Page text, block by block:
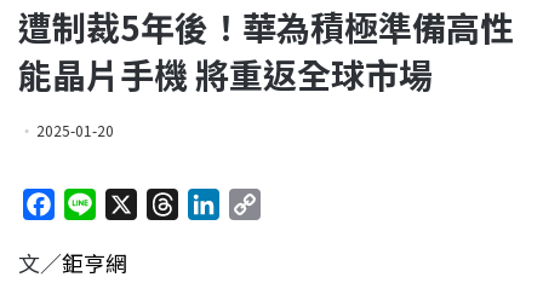
遭制裁5年後！華為積極準備高性
能晶片手機 將重返全球市場
2025-01-20
c
n
文／鉅亨網